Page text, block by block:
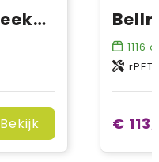
Bellroy Classic Weekender 45L
Bekijk
1116
rPET
€